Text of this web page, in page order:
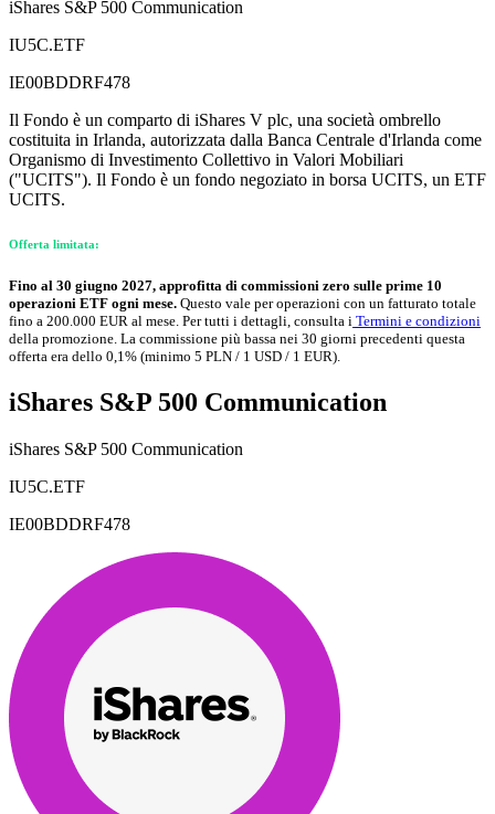
iShares S&P 500 Communication
IU5C.ETF
IE00BDDRF478
Il Fondo è un comparto di iShares V plc, una società ombrello
costituita in Irlanda, autorizzata dalla Banca Centrale d'Irlanda come
Organismo di Investimento Collettivo in Valori Mobiliari
("UCITS"). Il Fondo è un fondo negoziato in borsa UCITS, un ETF
UCITS.
Offerta limitata:
Fino al 30 giugno 2027, approfitta di commissioni zero sulle prime 10
operazioni ETF ogni mese. Questo vale per operazioni con un fatturato totale
fino a 200.000 EUR al mese. Per tutti i dettagli, consulta i Termini e condizioni
della promozione. La commissione più bassa nei 30 giorni precedenti questa
offerta era dello 0,1% (minimo 5 PLN / 1 USD / 1 EUR).
iShares S&P 500 Communication
iShares S&P 500 Communication
IU5C.ETF
IE00BDDRF478